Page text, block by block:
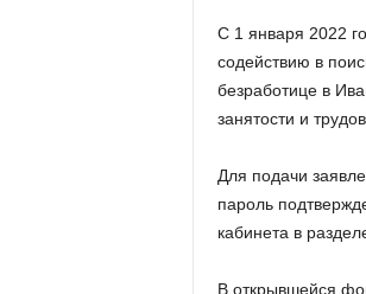
С 1 января 2022
содействию в
безработице в
занятости и
Для подачи
пароль
кабинета в
В открывшейся